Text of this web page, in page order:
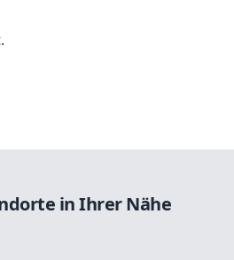
in Ihrer Nähe